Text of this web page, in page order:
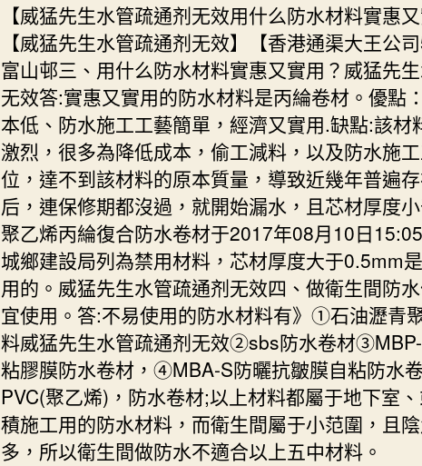
【威猛先生水管疏通剂无效用什么防水材料實惠又
【威猛先生水管疏通剂无效】【香港通渠大王公司
富山邨三、用什么防水材料實惠又實用？威猛先
无效答:實惠又實用的防水材料是丙綸卷材。優點
本低、防水施工工藝簡單，經濟又實用.缺點:該材
激烈，很多為降低成本，偷工減料，以及防水施
位，達不到該材料的原本質量，導致近幾年普遍
后，連保修期都沒過，就開始漏水，且芯材厚度
聚乙烯丙綸復合防水卷材于2017年08月10日
城鄉建設局列為禁用材料，芯材厚度大于0.5mm
用的。威猛先生水管疏通剂无效四、做衛生間防
宜使用。答:不易使用的防水材料有》①石油瀝青
料威猛先生水管疏通剂无效②sbs防水卷材
粘膠膜防水卷材，④MBA-S防曬抗皺膜自粘防水
PVC(聚乙烯)，防水卷材;以上材料都屬于地下室
積施工用的防水材料，而衛生間屬于小范圍，且
多，所以衛生間做防水不適合以上五中材料。